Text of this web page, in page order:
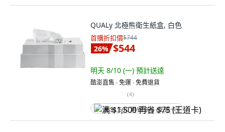
QUALy 北極熊衛生紙盒, 白色
首購折扣價$744
26% $544
明天 8/10 (一) 預計送達
酷澎直售 ∙ 免運 ∙ 免費退貨
(4)
满 $1,500 再省 $75 (王道卡)